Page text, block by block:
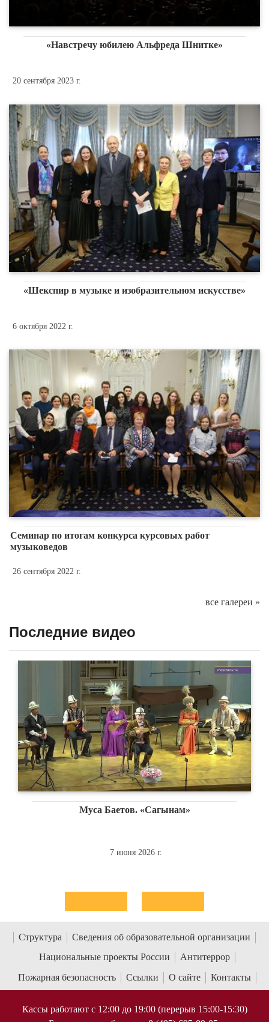
«Навстречу юбилею Альфреда Шнитке»
20 сентября 2023 г.
«Шекспир в музыке и изобразительном искусстве»
6 октября 2022 г.
Семинар по итогам конкурса курсовых работ
музыковедов
26 сентября 2022 г.
все галереи »
Последние видео
Габриэль Форе. Две части из Реквиема, соч. 48: «Pie
17 июня 2026 г.
Структура
Сведения об образовательной организации
Национальные проекты России
Антитеррор
Пожарная безопасность
Ссылки О сайте Контакты
Кассы работают с 12:00 до 19:00 (перерыв 15:00-15:30)